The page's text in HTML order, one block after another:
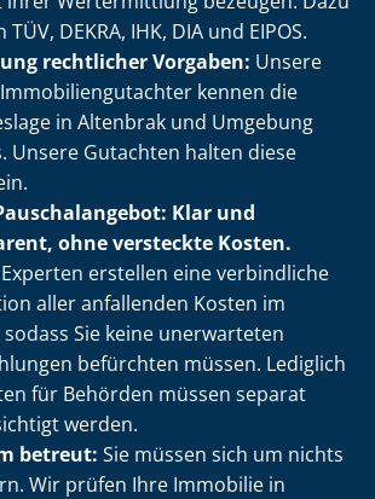
DEKRA, IHK, DIA und EIPOS.
rechtlicher Vorgaben: Unsere
kennen die
in Altenbrak und Umgebung
Unsere Gutachten halten diese
Klar und
ohne versteckte Kosten.
erstellen eine verbindliche
aller anfallenden Kosten im
Sie keine unerwarteten
befürchten müssen. Lediglich
für Behörden müssen separat
werden.
betreut: Sie müssen sich um nichts
Wir prüfen Ihre Immobilie in